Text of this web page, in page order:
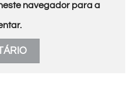
navegador para a